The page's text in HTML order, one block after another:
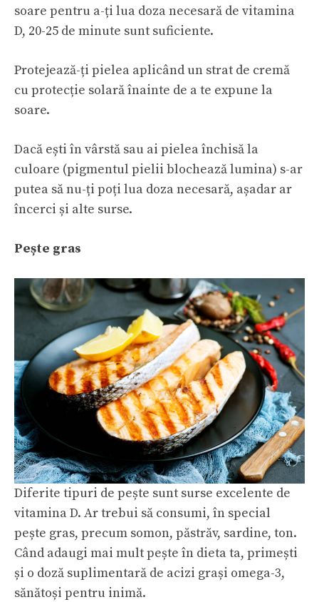
soare pentru a-ți lua doza necesară de vitamina
D, 20-25 de minute sunt suficiente.
Protejează-ți pielea aplicând un strat de cremă
cu protecție solară înainte de a te expune la
soare.
Dacă ești în vârstă sau ai pielea închisă la
culoare (pigmentul pielii blochează lumina) s-ar
putea să nu-ți poți lua doza necesară, așadar ar
încerci și alte surse.
Pește gras
Diferite tipuri de pește sunt surse excelente de
vitamina D. Ar trebui să consumi, în special
pește gras, precum somon, păstrăv, sardine, ton.
Când adaugi mai mult pește în dieta ta, primești
și o doză suplimentară de acizi grași omega-3,
sănătoși pentru inimă.